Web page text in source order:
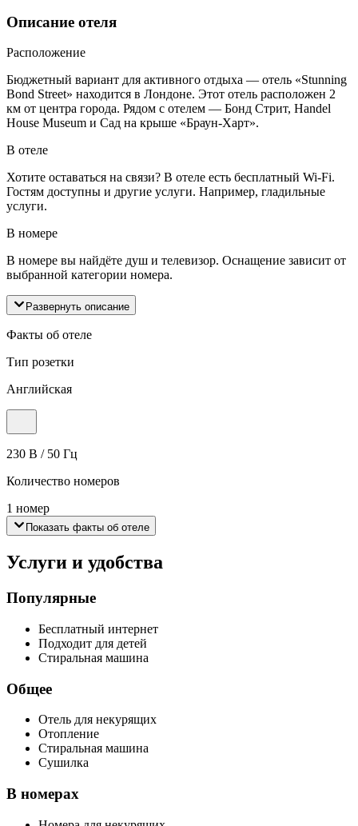
Описание отеля
Расположение
Бюджетный вариант для активного отдыха — отель «Stunning
Bond Street» находится в Лондоне. Этот отель расположен 2
км от центра города. Рядом с отелем — Бонд Стрит, Handel
House Museum и Сад на крыше «Браун-Харт».
В отеле
Хотите оставаться на связи? В отеле есть бесплатный Wi-Fi.
Гостям доступны и другие услуги. Например, гладильные
услуги.
В номере
В номере вы найдёте душ и телевизор. Оснащение зависит от
выбранной категории номера.
Развернуть описание
Факты об отеле
Тип розетки
Английская
230 В / 50 Гц
Количество номеров
1 номер
Показать факты об отеле
Услуги и удобства
Популярные
Бесплатный интернет
Подходит для детей
Стиральная машина
Общее
Отель для некурящих
Отопление
Стиральная машина
Сушилка
В номерах